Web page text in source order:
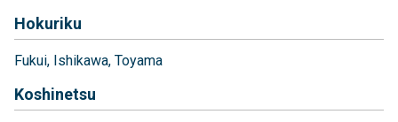
Hokuriku
Fukui Ishikawa Toyama
Koshinetsu